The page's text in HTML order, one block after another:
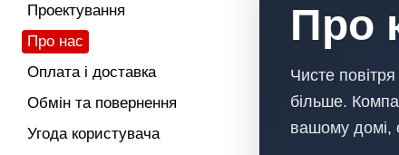
Про
Чисте
більше.
вашому домі,
Проектування
Про нас
Оплата і доставка
Обмін та повернення
Угода користувача